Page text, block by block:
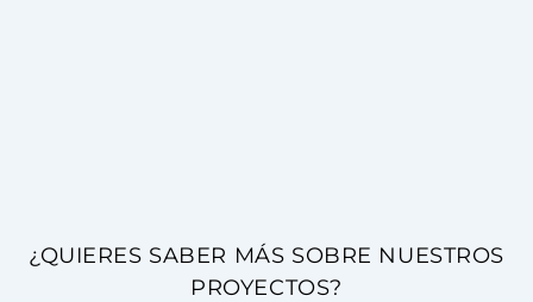
¿QUIERES SABER MÁS SOBRE NUESTROS
PROYECTOS?